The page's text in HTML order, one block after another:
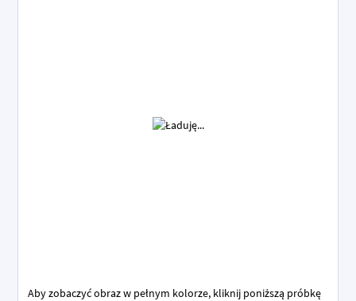
Aby zobaczyć obraz w pełnym kolorze, kliknij poniższą próbkę